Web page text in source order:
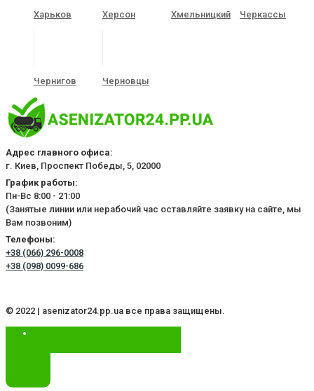
Харьков Херсон Хмельницкий Черкассы
Чернигов Черновцы
Адрес главного офиса:
г. Киев, Проспект Победы, 5, 02000
График работы:
Пн-Вс 8:00 - 21:00
(Занятые линии или нерабочий час оставляйте заявку на сайте, мы
Вам позвоним)
Телефоны:
+38 (066) 296-0008
+38 (098) 0099-686
© 2022 | asenizator24.pp.ua все права защищены.